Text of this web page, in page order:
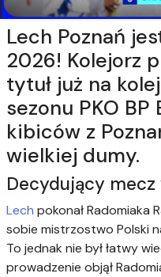
Lech Poznań
2026! Kolejorz
tytuł już na
sezonu PKO BP
kibiców z
wielkiej dumy.
Decydujący mecz
Lech pokonał Radomiaka
sobie mistrzostwo Polski
To jednak nie był łatwy
prowadzenie objął